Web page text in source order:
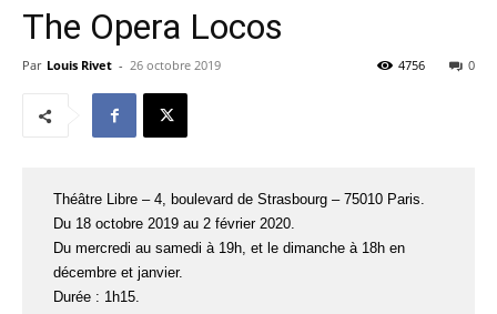
The Opera Locos
Par Louis Rivet - 26 octobre 2019 0
4756
Théâtre Libre – 4, boulevard de Strasbourg – 75010 Paris.
Du 18 octobre 2019 au 2 février 2020.
Du mercredi au samedi à 19h, et le dimanche à 18h en
décembre et janvier.
Durée : 1h15.